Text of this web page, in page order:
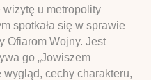
u metropolity
spotkała się w sprawie
Ofiarom Wojny. Jest
go „Jowiszem
wygląd, cechy charakteru,